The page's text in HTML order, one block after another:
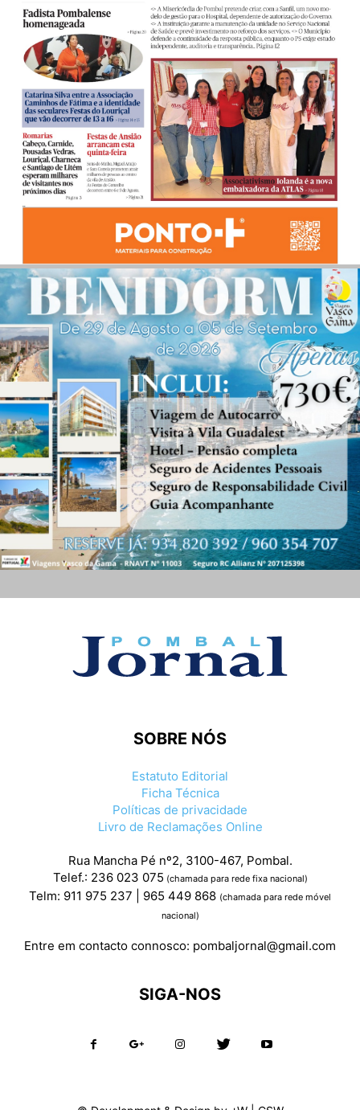
SOBRE NÓS
Estatuto Editorial
Ficha Técnica
Políticas de privacidade
Livro de Reclamações Online
Rua Mancha Pé nº2, 3100-467, Pombal.
Telef.: 236 023 075 (chamada para rede fixa nacional)
Telm: 911 975 237 | 965 449 868 (chamada para rede móvel
nacional)
Entre em contacto connosco: pombaljornal@gmail.com
SIGA-NOS